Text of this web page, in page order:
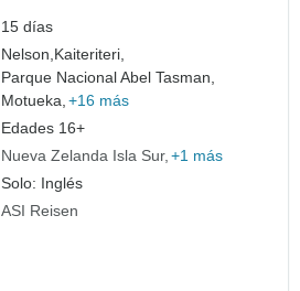
15 días
Nelson, Kaiteriteri,
Parque Nacional Abel Tasman,
Motueka, +16 más
Edades 16+
Nueva Zelanda Isla Sur +1 más
Solo: Inglés
ASI Reisen